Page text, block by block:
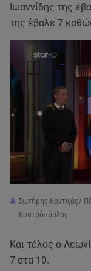
Ιωαννίδης της
της έβαλε 7
Σωτήρης Κοντιζάς/
Κουτσόπουλος
Και τέλος ο
7 στα 10.